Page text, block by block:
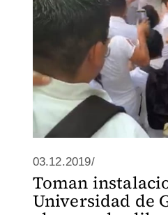
03.12.2019/
Toman
Universidad de